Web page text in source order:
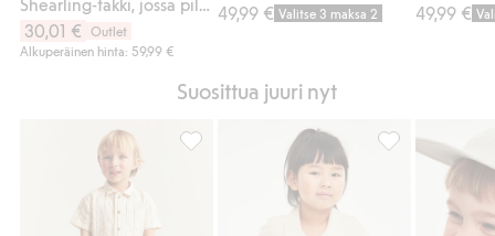
30,01 €
Outlet
Alkuperäinen hinta: 59,99 €
49,99 € Valitse 3 maksa 2
49,99 €
Suosittua juuri nyt
Raidalliset purjeveneaiheiset housut,
Lyhythihainen